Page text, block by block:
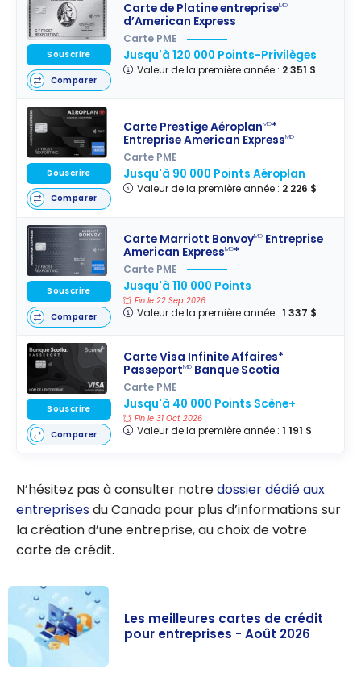
Carte de Platine entrepriseMD
d’American Express
Carte PME
Jusqu'à 120 000 Points-Privilèges
Valeur de la première année : 2 351 $
Souscrire
Comparer
Carte Prestige AéroplanMD*
Entreprise American ExpressMD
Carte PME
Jusqu'à 90 000 Points Aéroplan
Valeur de la première année : 2 226 $
Souscrire
Comparer
Carte Marriott BonvoyMD Entreprise
American ExpressMD*
Carte PME
Jusqu'à 110 000 Points
Fin le 22 Sep 2026
Valeur de la première année : 1 337 $
Souscrire
Comparer
Carte Visa Infinite Affaires*
PasseportMD Banque Scotia
Carte PME
Jusqu'à 40 000 Points Scène+
Fin le 31 Oct 2026
Valeur de la première année : 1 191 $
Souscrire
Comparer
N’hésitez pas à consulter notredossier dédié aux
entreprisesdu Canada pour plus d’informations sur
la création d’une entreprise, au choix de votre
carte de crédit.
Les meilleures cartes de crédit
pour entreprises - Août 2026